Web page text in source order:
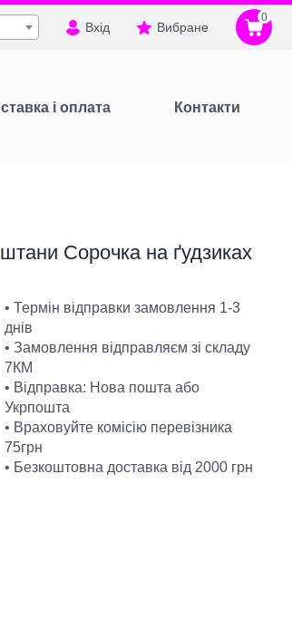
Вхід Вибране
0
і оплата Контакти
Сорочка на ґудзиках
• Термін відправки замовлення 1-3
днів
• Замовлення відправляєм зі складу
7КМ
• Відправка: Нова пошта або
Укрпошта
• Враховуйте комісію перевізника
75грн
• Безкоштовна доставка від 2000 грн